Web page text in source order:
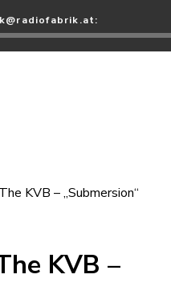
KVB – „Submersion“
KVB –